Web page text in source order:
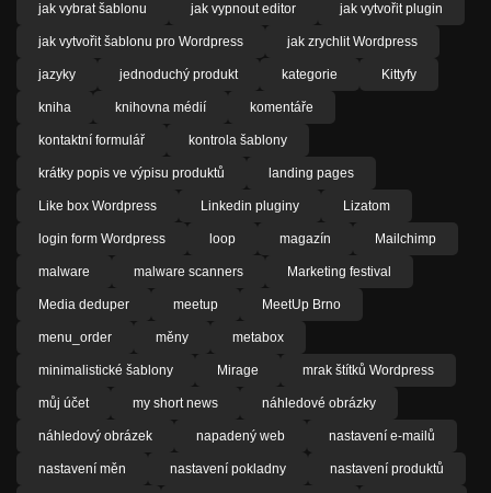
jak vybrat šablonu jak vypnout editor jak vytvořit plugin
jak vytvořit šablonu pro Wordpress jak zrychlit Wordpress
jazyky jednoduchý produkt kategorie Kittyfy
kniha knihovna médií komentáře
kontaktní formulář kontrola šablony
krátky popis ve výpisu produktů landing pages
Like box Wordpress Linkedin pluginy Lizatom
login form Wordpress loop magazín Mailchimp
malware malware scanners Marketing festival
Media deduper meetup MeetUp Brno
menu_order měny metabox
minimalistické šablony Mirage mrak štítků Wordpress
můj účet my short news náhledové obrázky
náhledový obrázek napadený web nastavení e-mailů
nastavení měn nastavení pokladny nastavení produktů